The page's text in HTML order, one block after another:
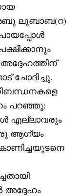
ലുബാബ(റ)
ചോദിച്ചു.
പറഞ്ഞു:
എല്ലാവരും
ആഗ്യം
അദ്ദേഹം